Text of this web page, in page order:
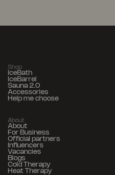
Shop
IceBath
IceBarrel
Sauna 2.0
Accessories
Help me choose
About
About
For Business
Official partners
Influencers
Vacancies
Blogs
Cold Therapy
Heat Therapy